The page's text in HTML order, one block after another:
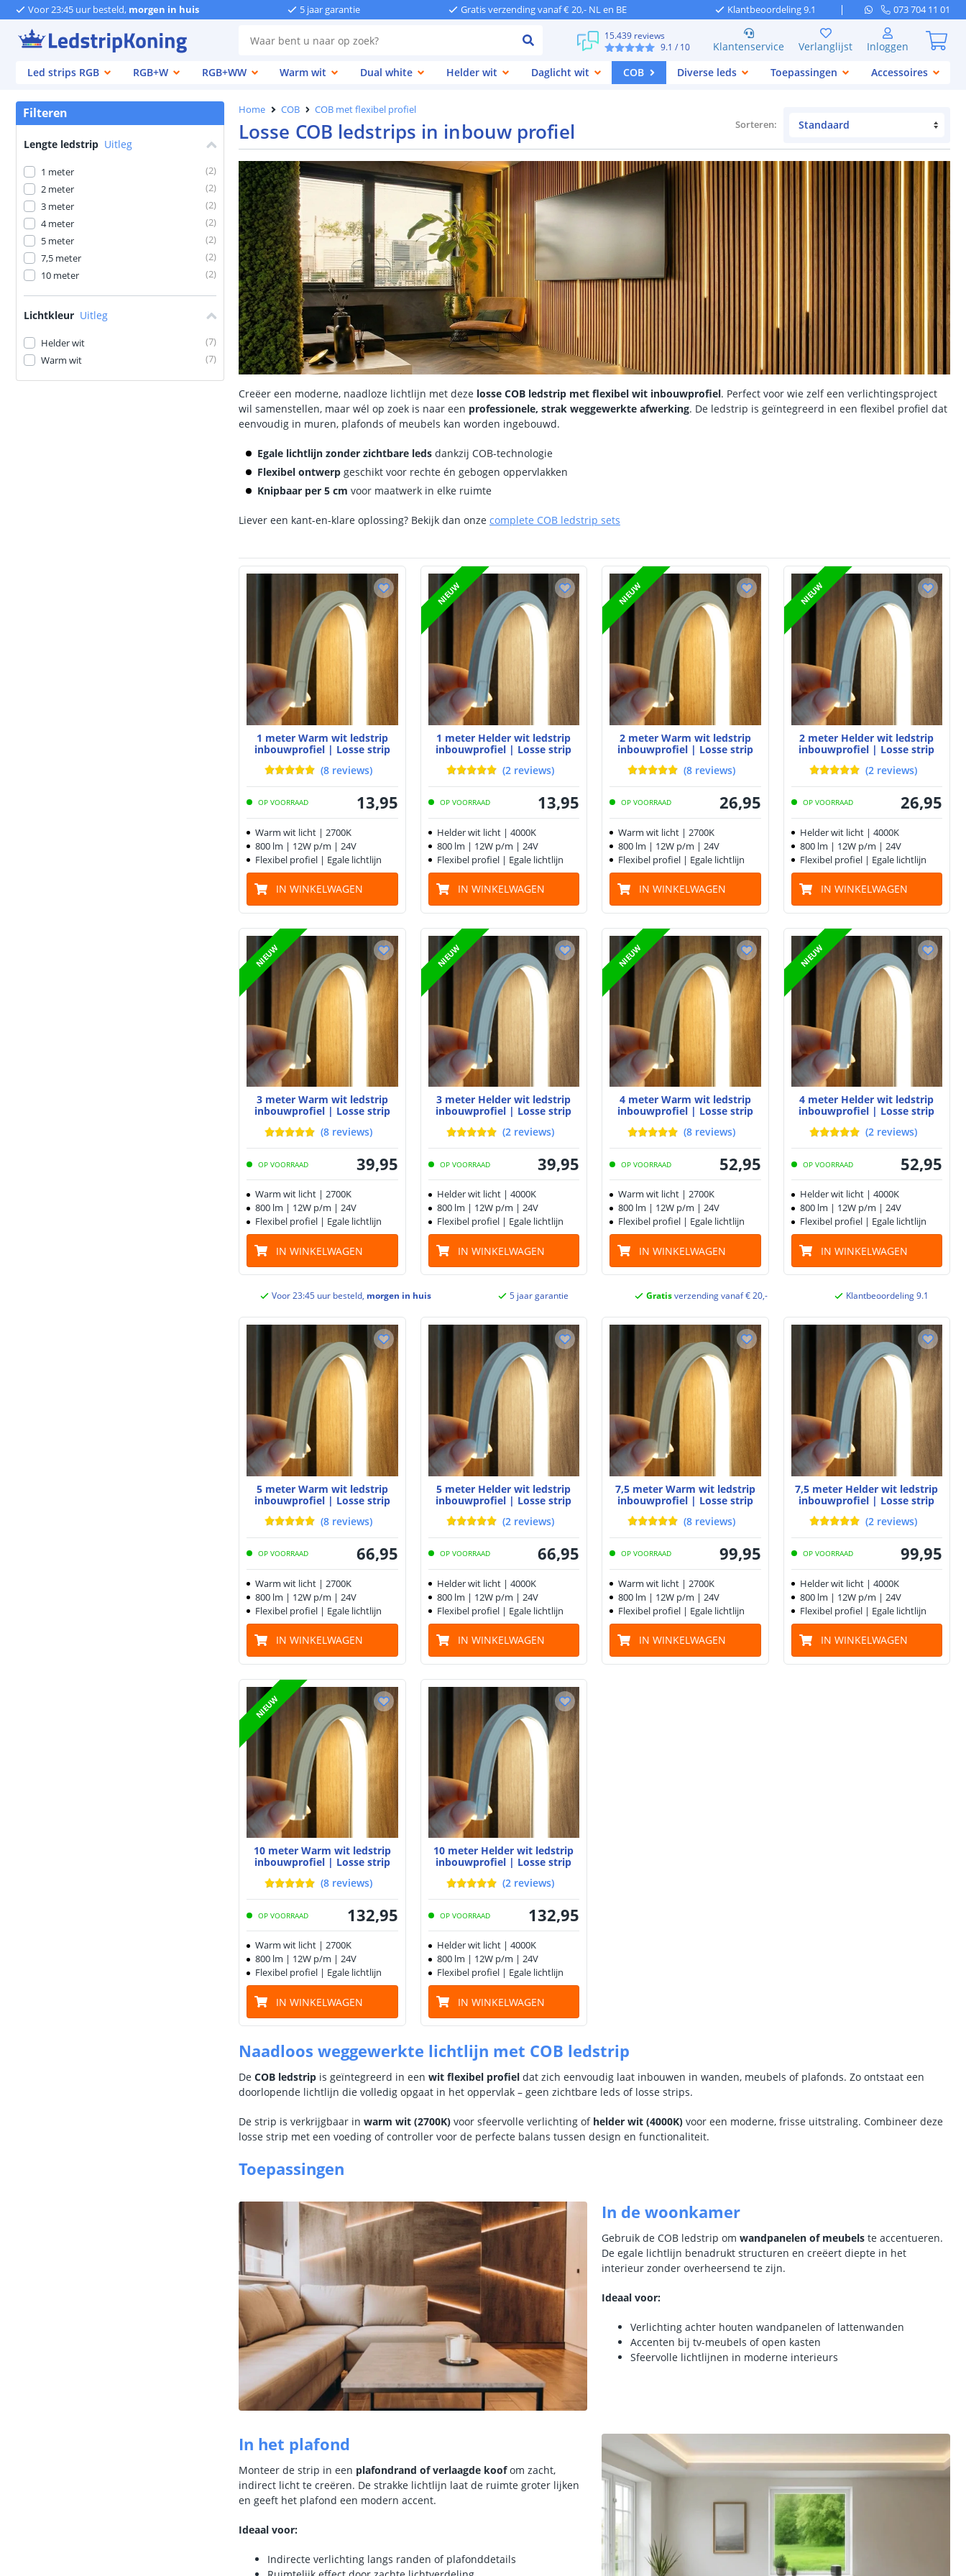
Voor 23:45 uur besteld, morgen in huis 5 jaar garantie Gratis verzending vanaf € 20,- NL en BE Klantbeoordeling 9.1 073 704 11 01
15.439 reviews
9.1 / 10 Klantenservice Verlanglijst
Inloggen
Led strips RGB
RGB+W RGB+WW Warm wit Dual white Helder wit Daglicht wit COB Diverse leds Toepassingen Accessoires
Filteren
Lengte ledstrip Uitleg
1 meter (2)
2 meter
(2)
3 meter
(2)
4 meter
(2)
5 meter
(2)
7,5 meter
(2)
10 meter
(2)
Lichtkleur Uitleg
Helder wit (7)
Warm wit
(7)
Home COB COB met flexibel profiel
Losse COB ledstrips in inbouw profiel Sorteren:
Creëer een moderne, naadloze lichtlijn met deze losse COB ledstrip met flexibel wit inbouwprofiel. Perfect voor wie zelf een verlichtingsproject
wil samenstellen, maar wél op zoek is naar een professionele, strak weggewerkte afwerking. De ledstrip is geïntegreerd in een flexibel profiel dat
eenvoudig in muren, plafonds of meubels kan worden ingebouwd.
Egale lichtlijn zonder zichtbare leds dankzij COB-technologie
Flexibel ontwerp geschikt voor rechte én gebogen oppervlakken
Knipbaar per 5 cm voor maatwerk in elke ruimte
Liever een kant-en-klare oplossing? Bekijk dan onze complete COB ledstrip sets
1 meter Warm wit ledstrip
inbouwprofiel | Losse strip
(8 reviews)
OP VOORRAAD 13,95
Warm wit licht | 2700K
800 lm | 12W p/m | 24V
Flexibel profiel | Egale lichtlijn
IN WINKELWAGEN
NIEUW
1 meter Helder wit ledstrip
inbouwprofiel | Losse strip
(2 reviews)
OP VOORRAAD 13,95
Helder wit licht | 4000K
800 lm | 12W p/m | 24V
Flexibel profiel | Egale lichtlijn
IN WINKELWAGEN
NIEUW
2 meter Warm wit ledstrip
inbouwprofiel | Losse strip
(8 reviews)
OP VOORRAAD 26,95
Warm wit licht | 2700K
800 lm | 12W p/m | 24V
Flexibel profiel | Egale lichtlijn
IN WINKELWAGEN
NIEUW
2 meter Helder wit ledstrip
inbouwprofiel | Losse strip
(2 reviews)
OP VOORRAAD 26,95
Helder wit licht | 4000K
800 lm | 12W p/m | 24V
Flexibel profiel | Egale lichtlijn
IN WINKELWAGEN
NIEUW
3 meter Warm wit ledstrip
inbouwprofiel | Losse strip
(8 reviews)
OP VOORRAAD 39,95
Warm wit licht | 2700K
800 lm | 12W p/m | 24V
Flexibel profiel | Egale lichtlijn
IN WINKELWAGEN
NIEUW
3 meter Helder wit ledstrip
inbouwprofiel | Losse strip
(2 reviews)
OP VOORRAAD 39,95
Helder wit licht | 4000K
800 lm | 12W p/m | 24V
Flexibel profiel | Egale lichtlijn
IN WINKELWAGEN
NIEUW
4 meter Warm wit ledstrip
inbouwprofiel | Losse strip
(8 reviews)
OP VOORRAAD 52,95
Warm wit licht | 2700K
800 lm | 12W p/m | 24V
Flexibel profiel | Egale lichtlijn
IN WINKELWAGEN
NIEUW
4 meter Helder wit ledstrip
inbouwprofiel | Losse strip
(2 reviews)
OP VOORRAAD 52,95
Helder wit licht | 4000K
800 lm | 12W p/m | 24V
Flexibel profiel | Egale lichtlijn
IN WINKELWAGEN
Voor 23:45 uur besteld, morgen in huis 5 jaar garantie Gratisverzending vanaf € 20,- Klantbeoordeling 9.1
5 meter Warm wit ledstrip
inbouwprofiel | Losse strip
(8 reviews)
OP VOORRAAD 66,95
Warm wit licht | 2700K
800 lm | 12W p/m | 24V
Flexibel profiel | Egale lichtlijn
IN WINKELWAGEN
5 meter Helder wit ledstrip
inbouwprofiel | Losse strip
(2 reviews)
OP VOORRAAD 66,95
Helder wit licht | 4000K
800 lm | 12W p/m | 24V
Flexibel profiel | Egale lichtlijn
IN WINKELWAGEN
7,5 meter Warm wit ledstrip
inbouwprofiel | Losse strip
(8 reviews)
OP VOORRAAD 99,95
Warm wit licht | 2700K
800 lm | 12W p/m | 24V
Flexibel profiel | Egale lichtlijn
IN WINKELWAGEN
7,5 meter Helder wit ledstrip
inbouwprofiel | Losse strip
(2 reviews)
OP VOORRAAD 99,95
Helder wit licht | 4000K
800 lm | 12W p/m | 24V
Flexibel profiel | Egale lichtlijn
IN WINKELWAGEN
NIEUW
10 meter Warm wit ledstrip
inbouwprofiel | Losse strip
(8 reviews)
OP VOORRAAD 132,95
Warm wit licht | 2700K
800 lm | 12W p/m | 24V
Flexibel profiel | Egale lichtlijn
IN WINKELWAGEN
10 meter Helder wit ledstrip
inbouwprofiel | Losse strip
(2 reviews)
OP VOORRAAD 132,95
Helder wit licht | 4000K
800 lm | 12W p/m | 24V
Flexibel profiel | Egale lichtlijn
IN WINKELWAGEN
Naadloos weggewerkte lichtlijn met COB ledstrip
De COB ledstrip is geïntegreerd in een wit flexibel profiel dat zich eenvoudig laat inbouwen in wanden, meubels of plafonds. Zo ontstaat een
doorlopende lichtlijn die volledig opgaat in het oppervlak – geen zichtbare leds of losse strips.
De strip is verkrijgbaar in warm wit (2700K) voor sfeervolle verlichting of helder wit (4000K) voor een moderne, frisse uitstraling. Combineer deze
losse strip met een voeding of controller voor de perfecte balans tussen design en functionaliteit.
Toepassingen
In de woonkamer
Gebruik de COB ledstrip om wandpanelen of meubels te accentueren.
De egale lichtlijn benadrukt structuren en creëert diepte in het
interieur zonder overheersend te zijn.
Ideaal voor:
Verlichting achter houten wandpanelen of lattenwanden
Accenten bij tv-meubels of open kasten
Sfeervolle lichtlijnen in moderne interieurs
In het plafond
Monteer de strip in een plafondrand of verlaagde koofom zacht,
indirect licht te creëren. De strakke lichtlijn laat de ruimte groter lijken
en geeft het plafond een modern accent.
Ideaal voor:
Indirecte verlichting langs randen of plafonddetails